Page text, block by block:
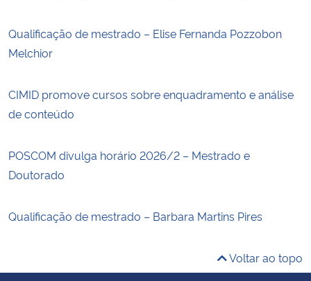
Qualificação de mestrado – Elise Fernanda Pozzobon
Melchior
CIMID promove cursos sobre enquadramento e análise
de conteúdo
POSCOM divulga horário 2026/2 – Mestrado e
Doutorado
Qualificação de mestrado – Barbara Martins Pires
Voltar ao topo